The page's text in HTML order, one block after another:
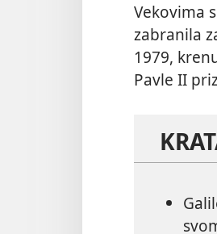
Vekovima
zabranila
1979,
Pavle II